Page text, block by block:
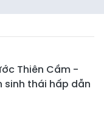
Thiên Cầm -
sinh thái hấp dẫn